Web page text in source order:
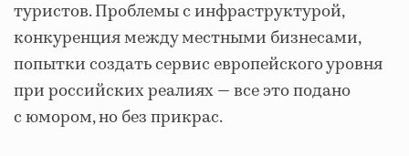
туристов. Проблемы с инфраструктурой,
конкуренция между местными бизнесами,
попытки создать сервис европейского уровня
при российских реалиях — все это подано
с юмором, но без прикрас.